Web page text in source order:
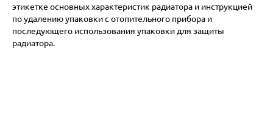
этикетке основных характеристик радиатора и инструкцией
по удалению упаковки с отопительного прибора и
последующего использования упаковки для защиты
радиатора.